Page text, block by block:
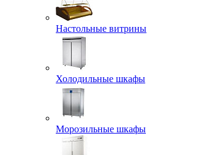
Настольные витрины
Холодильные шкафы
Морозильные шкафы